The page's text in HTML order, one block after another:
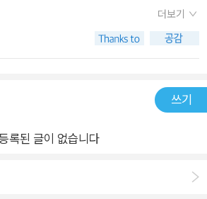
트 오라클 문제라고 부른다.메타모픽 테
클 문제를 테스트한다.메타모픽 테스트
커버리지는 DNN 모델 테스트 망라율을
지 테스트는 소프트웨어 동작 패턴을 확
하도록 테스트를 수행한다.DNN 모델을
데이터 검출가능성을 높이는 방법을 살펴
요함을 깨닫게 되었습니다. 이 책은
의 AI 소프트웨어 테스트 기법을 알려
풍부한 경험과 지식 덕분에, AI 소프트
식을 빠르게 습득할 수 있었습니다. 추천
무 담당자까지, AI 분야에 관심 있는 모든
까지 체계적으로 배울 수 있습니다. 해당
을 위한 방향성에 대한 내용이 부족했습니
통해 변경 사항을 추적하고 문제를 해결
쉬웠습니다.자동화 테스트: AI 모델의 개
과정이므로 자동화된 테스트 스위트 작
에 대한 내용이 추가되었다면 어떠했을
법을 보여줬으면 정말 좋았을 듯 하지만,
종사자 뿐만 아니라AI에 대해서 자세하게
이 읽을 수 있는 교재라고 느꼈습니다.비
설명을 제공하는 칼럼 부분의 설명이 굉
선행 지식이 없어 AI에 도전하기 어려웠
한 생생한 학습 내용이 책의 가장 핵심적
런 커버리지 테스트, 최대 안정 반경 테
더보기
쓰기
록된 글이 없습니다